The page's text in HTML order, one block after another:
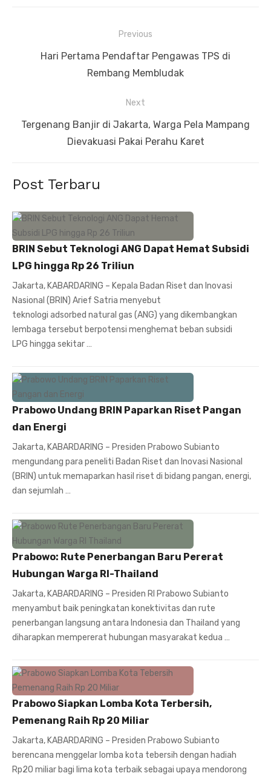
Previous
PreviousHari Pertama Pendaftar Pengawas TPS di
Rembang Membludak
Next
Next
Tergenang Banjir di Jakarta, Warga Pela Mampang
Dievakuasi Pakai Perahu Karet
Post Terbaru
BRIN Sebut Teknologi ANG Dapat Hemat Subsidi
LPG hingga Rp 26 Triliun
Jakarta, KABARDARING – Kepala Badan Riset dan Inovasi
Nasional (BRIN) Arief Satria menyebut
teknologi adsorbed natural gas (ANG) yang dikembangkan
lembaga tersebut berpotensi menghemat beban subsidi
LPG hingga sekitar …
Prabowo Undang BRIN Paparkan Riset Pangan
dan Energi
Jakarta, KABARDARING – Presiden Prabowo Subianto
mengundang para peneliti Badan Riset dan Inovasi Nasional
(BRIN) untuk memaparkan hasil riset di bidang pangan, energi,
dan sejumlah …
Prabowo: Rute Penerbangan Baru Pererat
Hubungan Warga RI-Thailand
Jakarta, KABARDARING – Presiden RI Prabowo Subianto
menyambut baik peningkatan konektivitas dan rute
penerbangan langsung antara Indonesia dan Thailand yang
diharapkan mempererat hubungan masyarakat kedua …
Prabowo Siapkan Lomba Kota Terbersih,
Pemenang Raih Rp 20 Miliar
Jakarta, KABARDARING – Presiden Prabowo Subianto
berencana menggelar lomba kota tebersih dengan hadiah
Rp20 miliar bagi lima kota terbaik sebagai upaya mendorong